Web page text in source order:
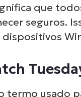
que
seguros.
termo usado